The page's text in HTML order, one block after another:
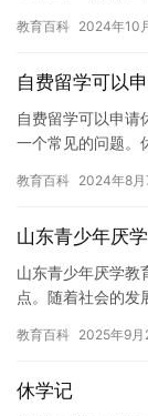
学…
教育百科 2024年10
自费留学可以
自费留学可以申请
一个常见的问题。
的，例…
教育百科 2024年8月
山东青少年厌
山东青少年厌学教
点。随着社会的发
省内…
教育百科 2025年9月
休学记